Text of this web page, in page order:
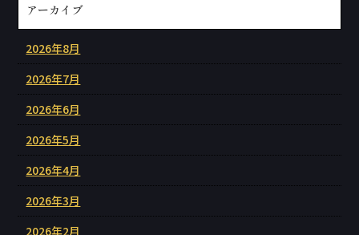
アーカイブ
2026年8月
2026年7月
2026年6月
2026年5月
2026年4月
2026年3月
2026年2月